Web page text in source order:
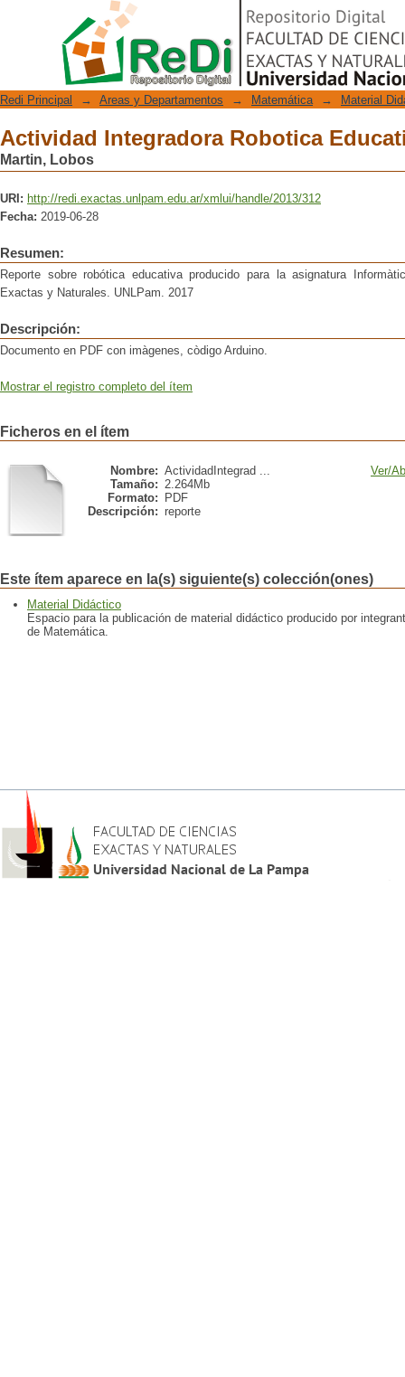
Actividad Integradora Robotica
Repositorio Digital
Redi Principal → Areas y Departamentos → Matemática → Material
Actividad Integradora Robotica
Martin, Lobos
URI: http://redi.exactas.unlpam.edu.ar/xmlui/handle/2013/312
Fecha: 2019-06-28
Resumen:
Reporte sobre robótica educativa producido para la asignatura
Exactas y Naturales. UNLPam. 2017
Descripción:
Documento en PDF con imàgenes, còdigo Arduino.
Mostrar el registro completo del ítem
Ficheros en el ítem
Nombre: ActividadIntegrad ...
Tamaño: 2.264Mb
Formato:
PDF
Descripción: reporte
Ver/
Este ítem aparece en la(s) siguiente(s) colección(ones)
Material Didáctico
Espacio para la publicación de material didáctico producido por
de Matemática.